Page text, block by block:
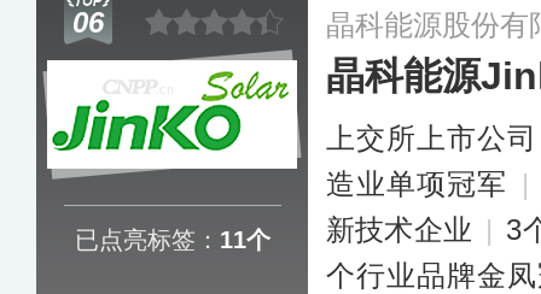
W、组件达
能。更多
06
已点亮标签： 11个
晶科能源股份有
晶科能源
上交所上市公司
造业单项冠军 |
新技术企业 | 3
个行业品牌金